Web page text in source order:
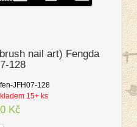
nail art) Fengda
128
fen-JFH07-128
15+ ks
Kč